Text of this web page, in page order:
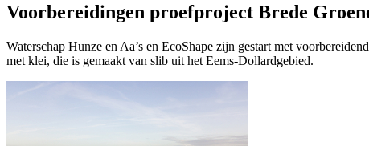
Voorbereidingen proefproject Brede
Waterschap Hunze en Aa’s en EcoShape zijn gestart met
met klei, die is gemaakt van slib uit het Eems-Dollardgebied.